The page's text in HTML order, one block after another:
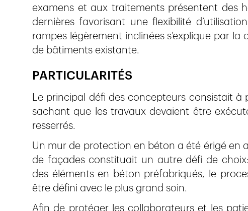
examens et aux traitements présentent des
dernières favorisant une flexibilité
rampes légèrement inclinées s’explique par
de bâtiments existante.
PARTICULARITÉS
Le principal défi des concepteurs consistait à
sachant que les travaux devaient être
resserrés.
Un mur de protection en béton a été érigé en
de façades constituait un autre défi de
des éléments en béton préfabriqués, le
être défini avec le plus grand soin.
Afin de protéger les collaborateurs et les